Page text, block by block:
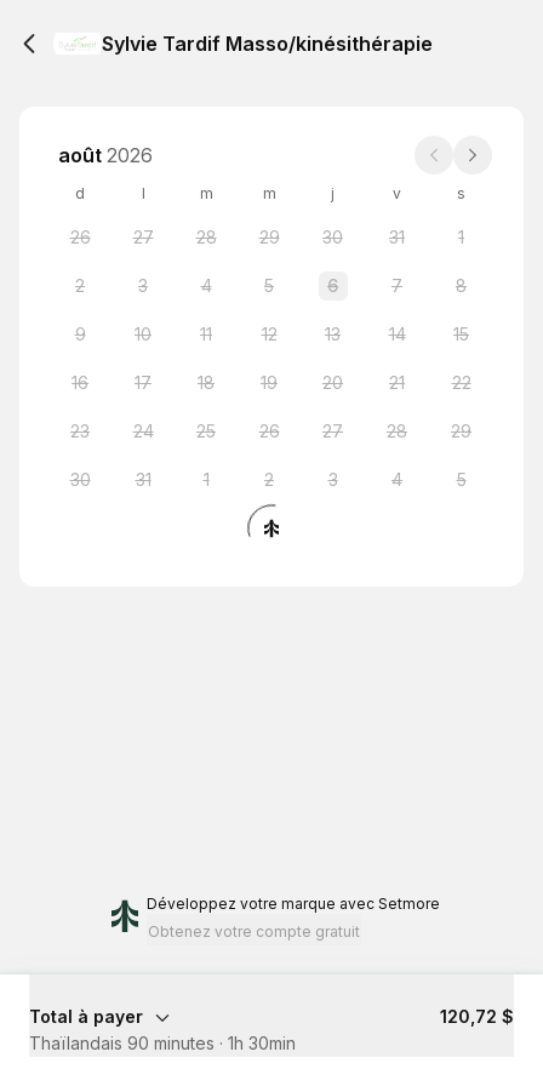
Sylvie Tardif Masso/kinésithérapie
août 2026
d l m m j v s
26 27 28 29 30 31 1
2 3 4 5 6 7 8
9 10 11 12 13 14 15
16 17 18 19 20 21 22
23 24 25 26 27 28 29
30 31 1 2 3 4 5
Développez votre marque avec Setmore
Obtenez votre compte gratuit
Total à payer
120,72 $
Thaïlandais 90 minutes · 1h 30min